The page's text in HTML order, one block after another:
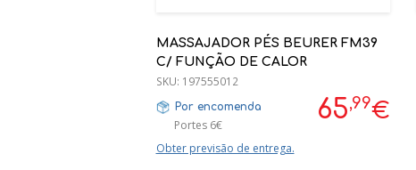
MASSAJADOR PÉS BEURER FM39
C/ FUNÇÃO DE CALOR
65,99€
SKU: 197555012
Por encomenda
Portes 6€
Obter previsão de entrega.